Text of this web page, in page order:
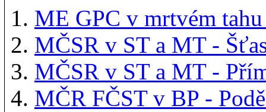
ME GPC v mrtvém
MČSR v ST a MT -
MČSR v ST a MT -
MČR FČST v BP -